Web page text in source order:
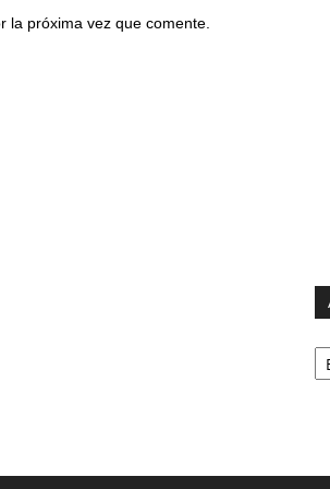
la próxima vez que comente.